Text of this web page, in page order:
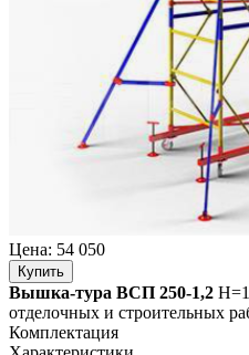
Цена: 54 050
Купить
Вышка-тура ВСП 250-1,2
отделочных и строительных
Комплектация